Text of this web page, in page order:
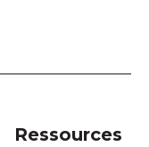
Ressources